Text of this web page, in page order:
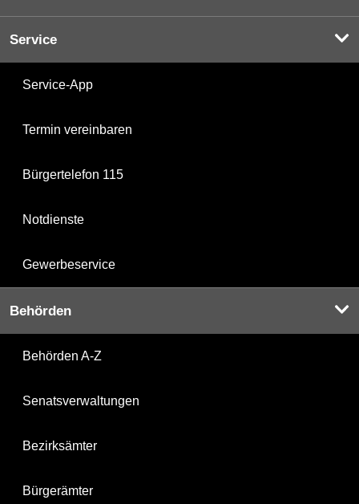
Service
Service-App
Termin vereinbaren
Bürgertelefon 115
Notdienste
Gewerbeservice
Behörden
Behörden A-Z
Senatsverwaltungen
Bezirksämter
Bürgerämter